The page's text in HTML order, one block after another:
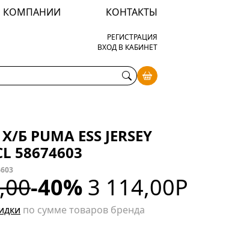
КОМПАНИИ
КОНТАКТЫ
РЕГИСТРАЦИЯ
ВХОД В КАБИНЕТ
PUMA ESS JERSEY
58674603
-40% 3 114,00Р
по сумме товаров бренда